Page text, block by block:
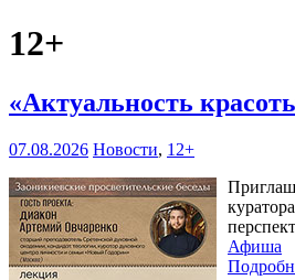
12+
«Актуальность
07.08.2026 Новости, 12+
Афиша